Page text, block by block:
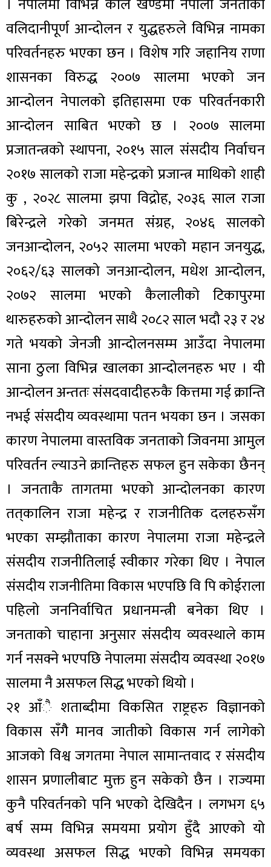
वलिदानीपूर्ण आन्दोलन र युद्धहरुले विभिन्न नामका
परिवर्तनहरु भएका छन । विशेष गरि जहानिय राणा
शासनका विरुद्ध २००७ सालमा भएको जन
आन्दोलन नेपालको इतिहासमा एक परिवर्तनकारी
आन्दोलन साबित भएको छ । २००७ सालमा
प्रजातन्त्रको स्थापना, २०१५ साल संसदीय निर्वाचन
२०१७ सालको राजा महेन्द्रको प्रजान्त्र माथिको शाही
कु , २०२८ सालमा झपा विद्रोह, २०३६ साल राजा
बिरेन्द्रले गरेको जनमत संग्रह, २०४६ सालको
जनआन्दोलन, २०५२ सालमा भएको महान जनयुद्ध,
२०६२/६३ सालको जनआन्दोलन, मधेश आन्दोलन,
२०७२ सालमा भएको कैलालीको टिकापुरमा
थारुहरुको आन्दोलन साथै २०८२ साल भदौ २३ र २४
गते भयको जेनजी आन्दोलनसम्म आउँदा नेपालमा
साना ठुला विभिन्न खालका आन्दोलनहरु भए । यी
आन्दोलन अन्ततः संसदवादीहरुकै कित्तमा गई क्रान्ति
नभई संसदीय व्यवस्थामा पतन भयका छन । जसका
कारण नेपालमा वास्तविक जनताको जिवनमा आमुल
परिवर्तन ल्याउने क्रान्तिहरु सफल हुन सकेका छैनन्
। जनताकै तागतमा भएको आन्दोलनका कारण
तत्‌कालिन राजा महेन्द्र र राजनीतिक दलहरुसँग
भएका सम्झौताका कारण नेपालमा राजा महेन्द्रले
संसदीय राजनीतिलाई स्वीकार गरेका थिए । नेपाल
संसदीय राजनीतिमा विकास भएपछि वि पि कोईराला
पहिलो जननिर्वाचित प्रधानमन्त्री बनेका थिए ।
जनताको चाहाना अनुसार संसदीय व्यवस्थाले काम
गर्न नसक्ने भएपछि नेपालमा संसदीय व्यवस्था २०१७
सालमा नै असफल सिद्ध भएको थियो ।
२१ आँै शताब्दीमा विकसित राष्ट्रहरु विज्ञानको
विकास सँगैै मानव जातीको विकास गर्न लागेको
आजको विश्व जगतमा नेपाल सामान्तवाद र संसदीय
शासन प्रणालीबाट मुक्त हुन सकेको छैन । राज्यमा
कुनै परिवर्तनको पनि भएको देखिदैन । लगभग ६५
बर्ष सम्म विभिन्न समयमा प्रयोग हुँदै आएको यो
व्यवस्था असफल सिद्ध भएको विभिन्न समयका